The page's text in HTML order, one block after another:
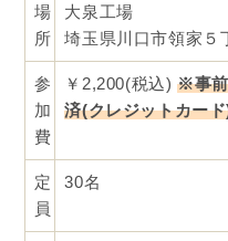
場
所
大泉工場
埼玉県川口市領家５
参
加
費
￥2,200(税込)※事前
済(クレジットカー
定
員
30名